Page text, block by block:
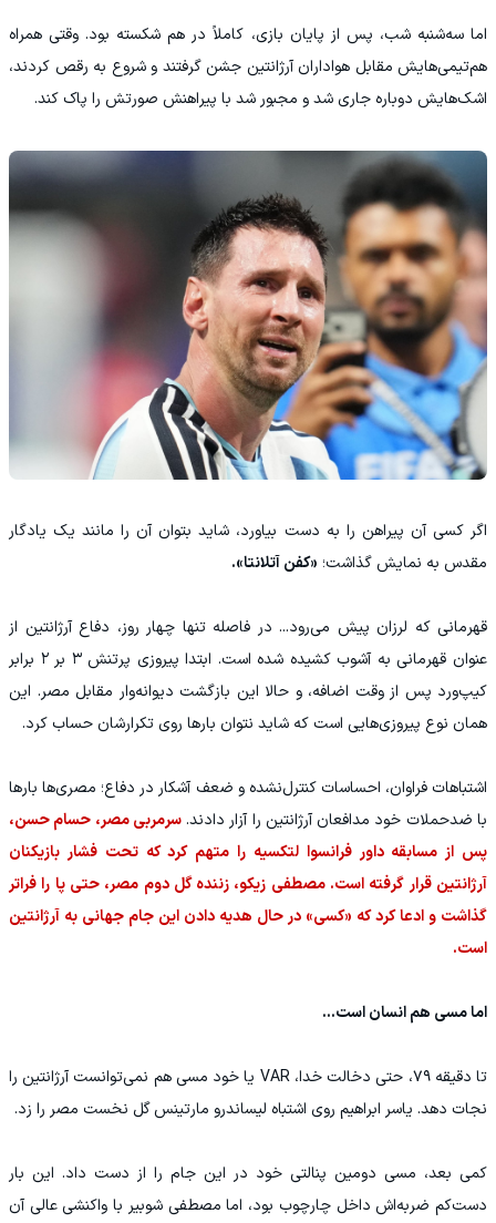
اما سه‌شنبه شب، پس از پایان بازی، کاملاً در هم شکسته بود. وقتی همراه
هم‌تیمی‌هایش مقابل هواداران آرژانتین جشن گرفتند و شروع به رقص کردند،
اشک‌هایش دوباره جاری شد و مجبور شد با پیراهنش صورتش را پاک کند.
اگر کسی آن پیراهن را به دست بیاورد، شاید بتوان آن را مانند یک یادگار
مقدس به نمایش گذاشت؛ «کفن آتلانتا».
قهرمانی که لرزان پیش می‌رود... در فاصله تنها چهار روز، دفاع آرژانتین از
عنوان قهرمانی به آشوب کشیده شده است. ابتدا پیروزی پرتنش ۳ بر ۲ برابر
کیپ‌ورد پس از وقت اضافه، و حالا این بازگشت دیوانه‌وار مقابل مصر. این
همان نوع پیروزی‌هایی است که شاید نتوان بارها روی تکرارشان حساب کرد.
اشتباهات فراوان، احساسات کنترل‌نشده و ضعف آشکار در دفاع؛ مصری‌ها بارها
با ضدحملات خود مدافعان آرژانتین را آزار دادند.سرمربی مصر، حسام حسن،
پس از مسابقه داور فرانسوا لتکسیه را متهم کرد که تحت فشار بازیکنان
آرژانتین قرار گرفته است. مصطفی زیکو، زننده گل دوم مصر، حتی پا را فراتر
گذاشت و ادعا کرد که «کسی» در حال هدیه دادن این جام جهانی به آرژانتین
است.
اما مسی هم انسان است...
تا دقیقه ۷۹، حتی دخالت خدا، VAR یا خود مسی هم نمی‌توانست آرژانتین را
نجات دهد. یاسر ابراهیم روی اشتباه لیساندرو مارتینس گل نخست مصر را زد.
کمی بعد، مسی دومین پنالتی خود در این جام را از دست داد. این بار
دست‌کم ضربه‌اش داخل چارچوب بود، اما مصطفی شوبیر با واکنشی عالی آن